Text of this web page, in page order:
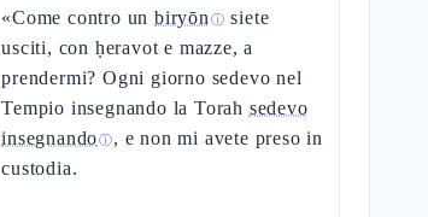
«Come contro unbiryōn ⓘ siete
usciti, con ḥeravot e mazze, a
prendermi? Ogni giorno sedevo nel
Tempio insegnando la Torah sedevo
insegnandoⓘ, e non mi avete preso in
custodia.